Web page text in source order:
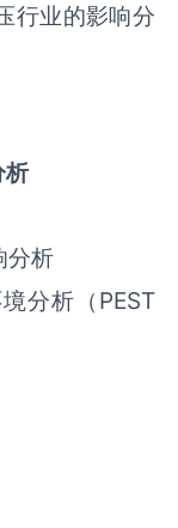
行业的影响分
析
分析
分析（ PEST